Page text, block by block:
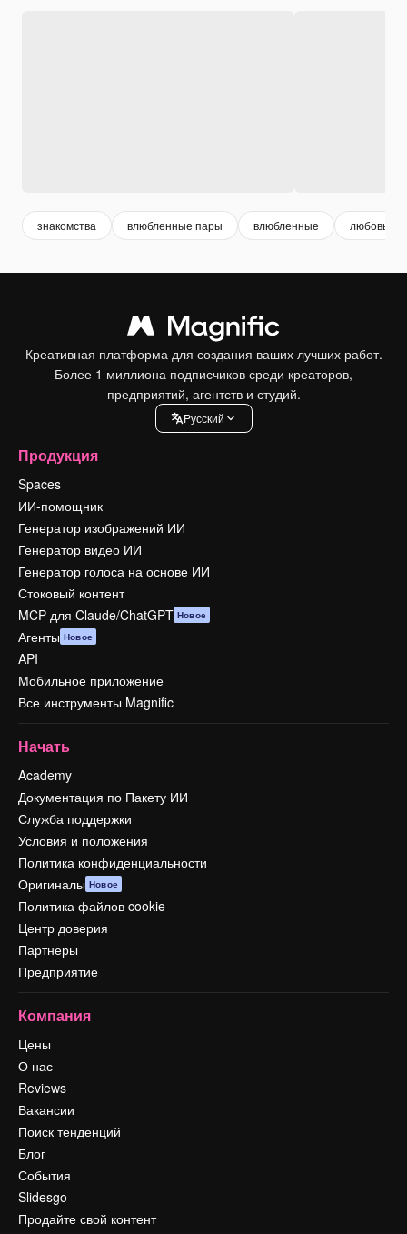
знакомства влюбленные пары влюбленные любовь
Креативная платформа для создания ваших лучших работ.
Более 1 миллиона подписчиков среди креаторов,
предприятий, агентств и студий.
Pусский
Продукция
Spaces
ИИ-помощник
Генератор изображений ИИ
Генератор видео ИИ
Генератор голоса на основе ИИ
Стоковый контент
MCP для Claude/ChatGPT Новое
Агенты Новое
API
Мобильное приложение
Все инструменты Magnific
Начать
Academy
Документация по Пакету ИИ
Служба поддержки
Условия и положения
Политика конфиденциальности
Оригиналы Новое
Политика файлов cookie
Центр доверия
Партнеры
Предприятие
Компания
Цены
О нас
Reviews
Вакансии
Поиск тенденций
Блог
События
Slidesgo
Продайте свой контент